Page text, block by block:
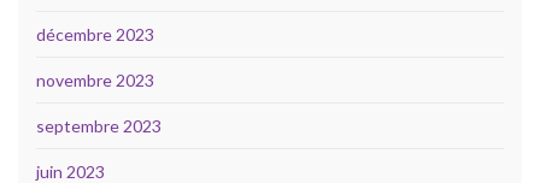
décembre 2023
novembre 2023
septembre 2023
juin 2023